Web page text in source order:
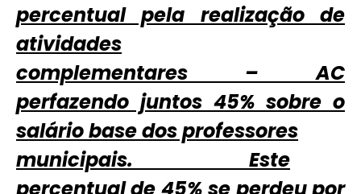
percentual pela realização de
atividades
complementares – AC
perfazendo juntos 45% sobre o
salário base dos professores
municipais. Este
percentual de 45% se perdeu por